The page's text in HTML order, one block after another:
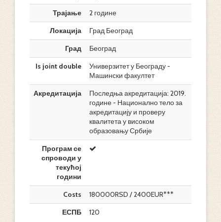
Трајање
2 године
Локација
Град Београд
Град
Београд
Is joint double
Универзитет у Београду -
Машински факултет
Акредитација
Последња акредитација: 2019.
године - Национално тело за
акредитацију и проверу
квалитета у високом
образовању Србије
Програм се
спроводи у
текућој
години
Costs
180000RSD / 2400EUR***
ЕСПБ
120